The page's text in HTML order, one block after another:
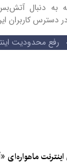
به دنبال
کاربران
رفع محدودیت
ماهواره‌ای